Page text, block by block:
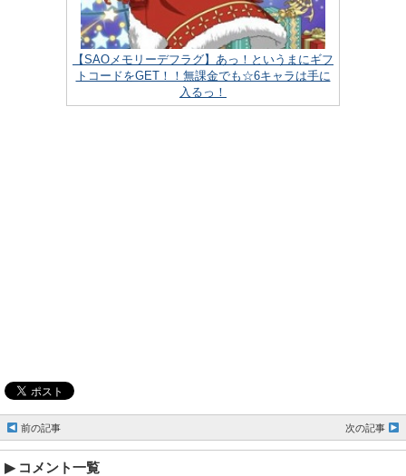
【SAOメモリーデフラグ】あっ！というまにギフ
トコードをGET！！無課金でも☆6キャラは手に
入るっ！
前の記事 次の記事
コメント一覧